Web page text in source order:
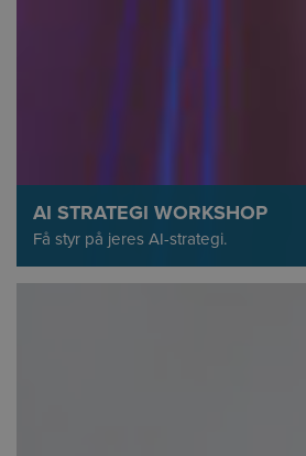
AI STRATEGI WORKSHOP
Få styr på jeres AI-strategi.